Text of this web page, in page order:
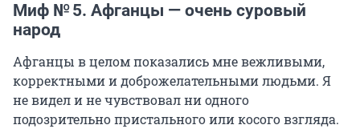
Миф № 5. Афганцы — очень суровый
народ
Афганцы в целом показались мне вежливыми,
корректными и доброжелательными людьми. Я
не видел и не чувствовал ни одного
подозрительно пристального или косого взгляда.